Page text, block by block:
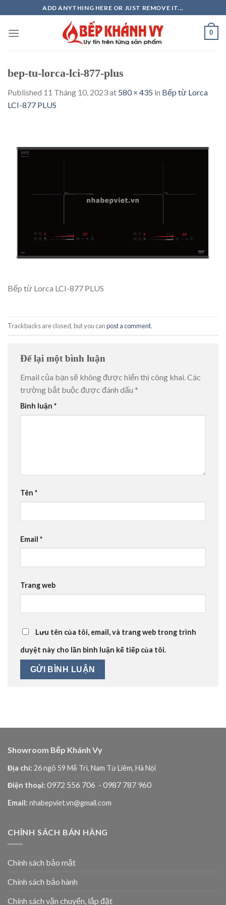
to
content
ADD ANYTHING HERE OR JUST REMOVE IT...
0
bep-tu-lorca-lci-877-plus
Published 11 Tháng 10, 2023at 580 × 435 in Bếp từ Lorca
LCI-877 PLUS
Bếp từ Lorca LCI-877 PLUS
Trackbacks are closed, but you canpost a comment.
Để lại một bình luận
Email của bạn sẽ không được hiển thị công khai.Các
trường bắt buộc được đánh dấu *
Bình luận *
Tên *
Email *
Trang web
Lưu tên của tôi, email, và trang web trong trình
duyệt này cho lần bình luận kế tiếp của tôi.
Showroom Bếp Khánh Vy
Địa chỉ: 26 ngõ 59 Mễ Trì, Nam Từ Liêm, Hà Nội
Điện thoại: 0972 556 706 - 0987 787 960
Email: nhabepviet.vn@gmail.com
CHÍNH SÁCH BÁN HÀNG
Chính sách bảo mật
Chính sách bảo hành
Chính sách vận chuyển, lắp đặt